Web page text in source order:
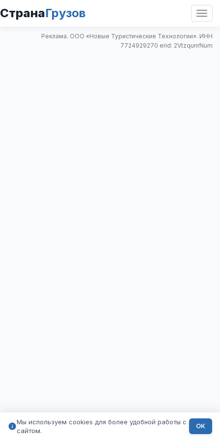
СтранаГрузов
Реклама. ООО «Новые Туристические Технологии». ИНН
7724929270 erid: 2VtzqunrNum
Мы используем cookies для более удобной работы с
сайтом.
ОК